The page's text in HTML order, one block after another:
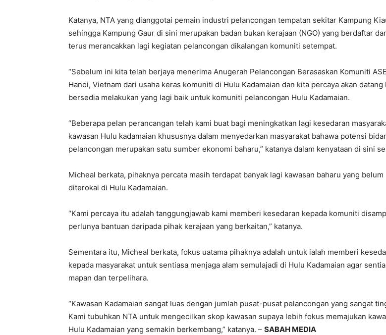
Katanya, NTA yang dianggotai pemain industri pelancongan tempatan sekitar Kampung
sehingga Kampung Gaur di sini merupakan badan bukan kerajaan (NGO) yang berdaftar
terus merancakkan lagi kegiatan pelancongan dikalangan komuniti setempat.
“Sebelum ini kita telah berjaya menerima Anugerah Pelancongan Berasaskan Komuniti
Hanoi, Vietnam dari usaha keras komuniti di Hulu Kadamaian dan kita percaya akan datang
bersedia melakukan yang lagi baik untuk komuniti pelancongan Hulu Kadamaian.
“Beberapa pelan perancangan telah kami buat bagi meningkatkan lagi kesedaran
kawasan Hulu kadamaian khususnya dalam menyedarkan masyarakat bahawa potensi
pelancongan merupakan satu sumber ekonomi baharu,” katanya dalam kenyataan di sini
Micheal berkata, pihaknya percata masih terdapat banyak lagi kawasan baharu yang belum
diterokai di Hulu Kadamaian.
“Kami percaya itu adalah tanggungjawab kami memberi kesedaran kepada komuniti
perlunya bantuan daripada pihak kerajaan yang berkaitan,” katanya.
Sementara itu, Micheal berkata, fokus uatama pihaknya adalah untuk ialah memberi
kepada masyarakat untuk sentiasa menjaga alam semulajadi di Hulu Kadamaian agar
mapan dan terpelihara.
“Kawasan Kadamaian sangat luas dengan jumlah pusat-pusat pelancongan yang sangat
Kami tubuhkan NTA untuk mengecilkan skop kawasan supaya lebih fokus memajukan
Hulu Kadamaian yang semakin berkembang,” katanya. – SABAH MEDIA